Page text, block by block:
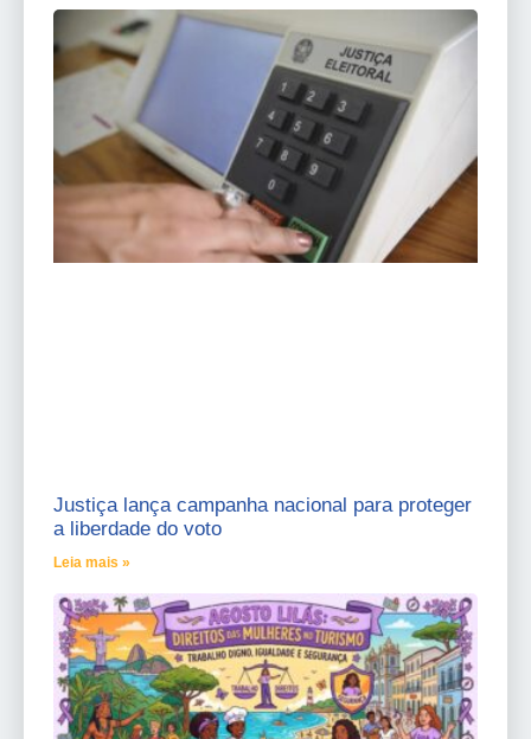
Justiça lança campanha nacional para proteger
a liberdade do voto
Leia mais »